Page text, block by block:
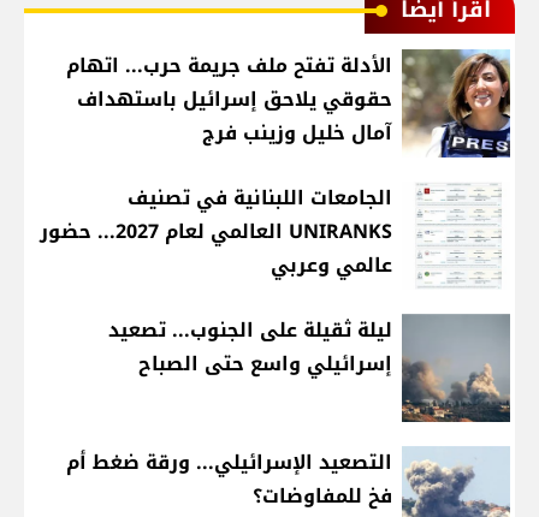
اقرأ أيضا
الأدلة تفتح ملف جريمة حرب... اتهام
حقوقي يلاحق إسرائيل باستهداف
آمال خليل وزينب فرج
الجامعات اللبنانية في تصنيف
UNIRANKS العالمي لعام 2027... حضور
عالمي وعربي
ليلة ثقيلة على الجنوب... تصعيد
إسرائيلي واسع حتى الصباح
التصعيد الإسرائيلي... ورقة ضغط أم
فخ للمفاوضات؟